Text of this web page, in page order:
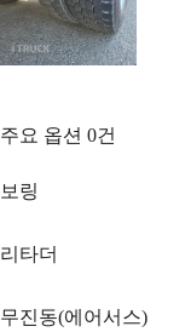
주요 옵션 0건
보링
리타더
무진동(에어서스)